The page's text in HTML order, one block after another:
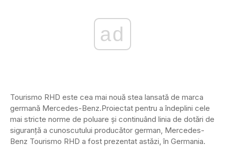
ad
Tourismo RHD este cea mai nouă stea lansată de marca
germană Mercedes-Benz.Proiectat pentru a îndeplini cele
mai stricte norme de poluare și continuând linia de dotări de
siguranță a cunoscutului producător german, Mercedes-
Benz Tourismo RHD a fost prezentat astăzi, în Germania.